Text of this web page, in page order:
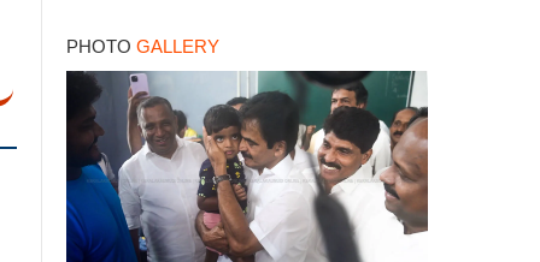
PHOTO GALLERY